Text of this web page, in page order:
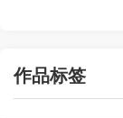
作品标签